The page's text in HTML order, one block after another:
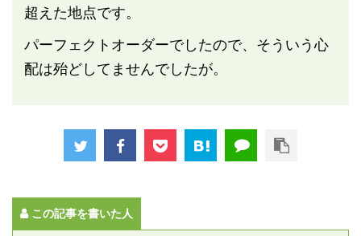
超えた地点です。
パーフェクトオーダーでしたので、そういう心
配は殆どしてませんでしたが。
この記事を書いた人